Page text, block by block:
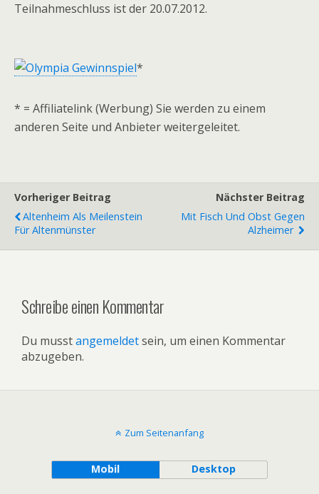
Teilnahmeschluss ist der 20.07.2012.
*
* = Affiliatelink (Werbung) Sie werden zu einem
anderen Seite und Anbieter weitergeleitet.
Vorheriger Beitrag
Altenheim Als Meilenstein
Für Altenmünster
Nächster Beitrag
Mit Fisch Und Obst Gegen
Alzheimer
Schreibe einen Kommentar
Du musstangemeldetsein, um einen Kommentar
abzugeben.
Zum Seitenanfang
Mobil Desktop